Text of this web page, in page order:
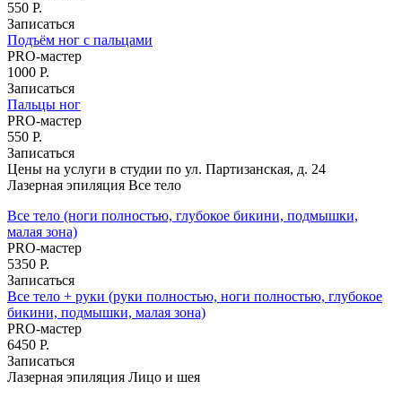
550 Р.
Записаться
Подъём ног с пальцами
PRO-мастер
1000 Р.
Записаться
Пальцы ног
PRO-мастер
550 Р.
Записаться
Цены на услуги в студии по ул. Партизанская, д. 24
Лазерная эпиляция Все тело
Все тело (ноги полностью, глубокое бикини, подмышки,
малая зона)
PRO-мастер
5350 Р.
Записаться
Все тело + руки (руки полностью, ноги полностью, глубокое
бикини, подмышки, малая зона)
PRO-мастер
6450 Р.
Записаться
Лазерная эпиляция Лицо и шея